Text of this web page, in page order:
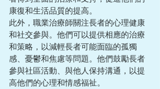
康復和生活品質的提高。
此外，職業治療師關注長者的心理健康
和社交參與。他們可以提供相應的治療
和策略，以減輕長者可能面臨的孤獨
感、憂鬱和焦慮等問題。他們鼓勵長者
參與社區活動、與他人保持溝通，以提
高他們的心理和情感福祉。